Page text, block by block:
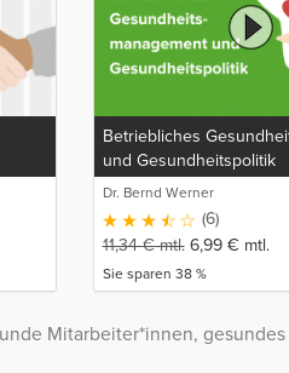
Betriebliches
und Gesundheitspolitik
Dr. Bernd Werner
(6)
11,34€mtl. 6,99 € mtl.
Sie sparen 38 %
Mitarbeiter*innen,